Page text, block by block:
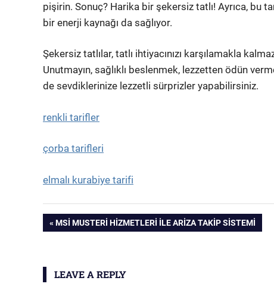
pişirin. Sonuç? Harika bir şekersiz tatlı! Ayrıca, bu
bir enerji kaynağı da sağlıyor.
Şekersiz tatlılar, tatlı ihtiyacınızı karşılamakla
Unutmayın, sağlıklı beslenmek, lezzetten ödün
de sevdiklerinize lezzetli sürprizler yapabilirsiniz.
renkli tarifler
çorba tarifleri
elmalı kurabiye tarifi
Yazı
PREVIOUS
MSI MUSTERI HIZMETLERI İLE ARIZA TAKIP SISTEMI
LEAVE A REPLY